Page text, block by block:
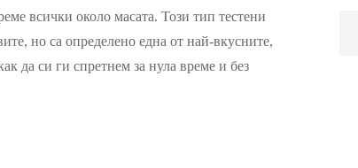
всички около масата. Този тип тестени
но са определено една от най-вкусните,
да си ги спретнем за нула време и без